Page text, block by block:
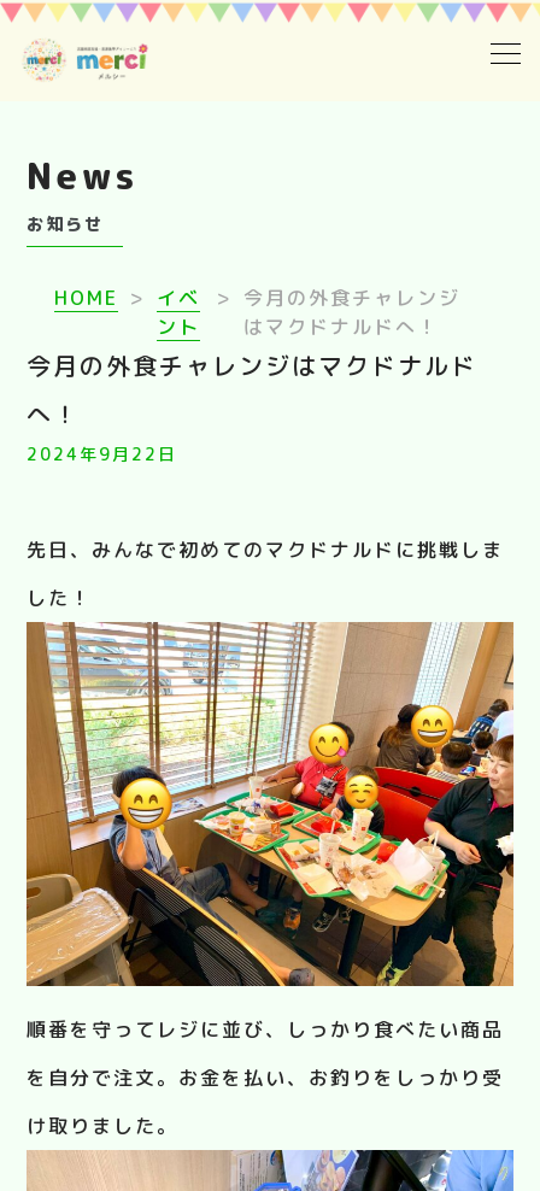
News
お知らせ
HOME > イベ
ント
> 今月の外食チャレンジ
はマクドナルドへ！
今月の外食チャレンジはマクドナルド
へ！
2024年9月22日
先日、みんなで初めてのマクドナルドに挑戦しま
した！
順番を守ってレジに並び、しっかり食べたい商品
を自分で注文。お金を払い、お釣りをしっかり受
け取りました。
１日の流れメルシーの療育ステップ